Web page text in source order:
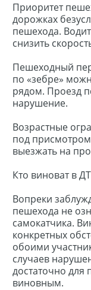
Приоритет
дорожках
пешехода.
снизить
Пешеходный
по «зебре»
рядом. Проезд
нарушение.
Возрастные
под
выезжать на
Кто виноват в
Вопреки
пешехода не
самокатчика.
конкретных
обоими
случаев
достаточно для
виновным.